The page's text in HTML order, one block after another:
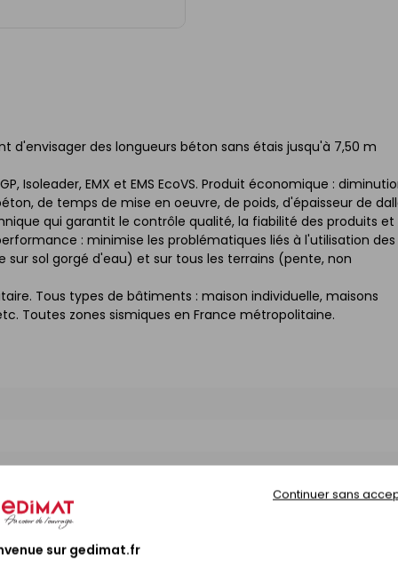
sur gedimat.fr
Continuer sans
des longueurs béton sans étais jusqu'à 7,50 m
Isoleader, EMX et EMS EcoVS. Produit économique :
de temps de mise en oeuvre, de poids, d'épaisseur de
qui garantit le contrôle qualité, la fiabilité des produits et
: minimise les problématiques liés à l'utilisation des
sol gorgé d'eau) et sur tous les terrains (pente, non
Tous types de bâtiments : maison individuelle, maisons
Toutes zones sismiques en France métropolitaine.